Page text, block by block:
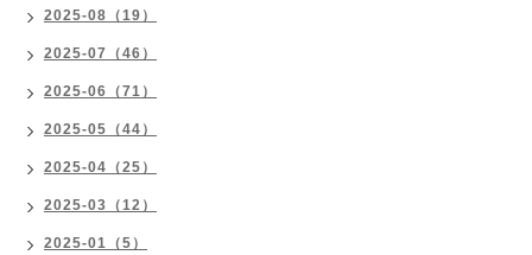
2025-08（19）
2025-07（46）
2025-06（71）
2025-05（44）
2025-04（25）
2025-03（12）
2025-01（5）